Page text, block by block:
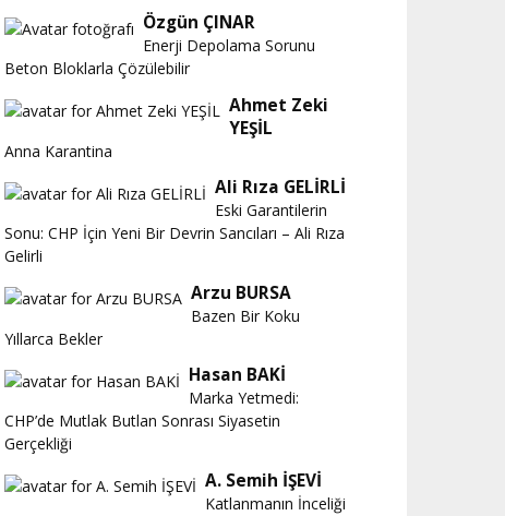
Özgün ÇINAR
Enerji Depolama Sorunu
Beton Bloklarla Çözülebilir
Ahmet Zeki
YEŞİL
Anna Karantina
Ali Rıza GELİRLİ
Eski Garantilerin
Sonu: CHP İçin Yeni Bir Devrin Sancıları – Ali Rıza
Gelirli
Arzu BURSA
Bazen Bir Koku
Yıllarca Bekler
Hasan BAKİ
Marka Yetmedi:
CHP’de Mutlak Butlan Sonrası Siyasetin
Gerçekliği
A. Semih İŞEVİ
Katlanmanın İnceliği